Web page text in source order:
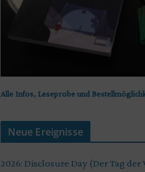
Alle Infos, Leseprobe und
Neue Ereignisse
2026: Disclosure Day (Der Tag